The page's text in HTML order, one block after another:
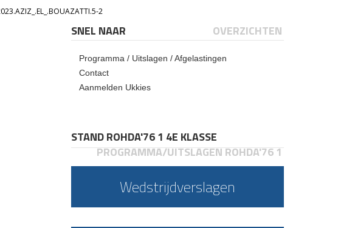
2
SNEL NAAR OVERZICHTEN
Programma / Uitslagen / Afgelastingen
Contact
Aanmelden Ukkies
STAND ROHDA'76 1 4E KLASSE
PROGRAMMA/UITSLAGEN ROHDA'76 1
Wedstrijdverslagen